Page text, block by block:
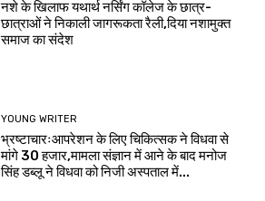
नशे के खिलाफ यथार्थ नर्सिंग कॉलेज के छात्र-
छात्राओं ने निकाली जागरूकता रैली,दिया नशामुक्त
समाज का संदेश
YOUNG WRITER
भ्रष्टाचारःआपरेशन के लिए चिकित्सक ने विधवा से
मांगे 30 हजार,मामला संज्ञान में आने के बाद मनोज
सिंह डब्लू ने विधवा को निजी अस्पताल में...